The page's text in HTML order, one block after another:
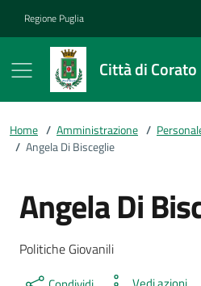
Regione Puglia
Città di Corato
Home / Amministrazione /
/ Angela Di Bisceglie
Angela Di
Dettagli della
Descrizione breve
Politiche Giovanili